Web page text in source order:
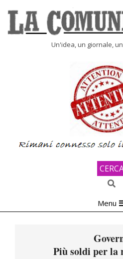
content
Un'idea, un giornale,
Search
Navigation
Menu
Più soldi per la